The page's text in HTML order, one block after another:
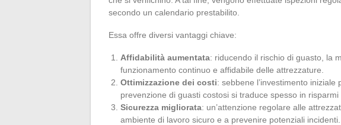
secondo un calendario prestabilito.
Essa offre diversi vantaggi chiave:
Affidabilità aumentata: riducendo il rischio di guasto, la
funzionamento continuo e affidabile delle attrezzature.
Ottimizzazione dei costi: sebbene l’investimento
prevenzione di guasti costosi si traduce spesso in risparmi
Sicurezza migliorata: un’attenzione regolare alle
ambiente di lavoro sicuro e a prevenire potenziali incidenti.